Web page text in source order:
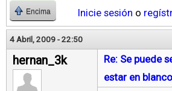
Encima Inicie sesión o
4 Abril, 2009 - 22:50
hernan_3k
Re: Se puede
estar en